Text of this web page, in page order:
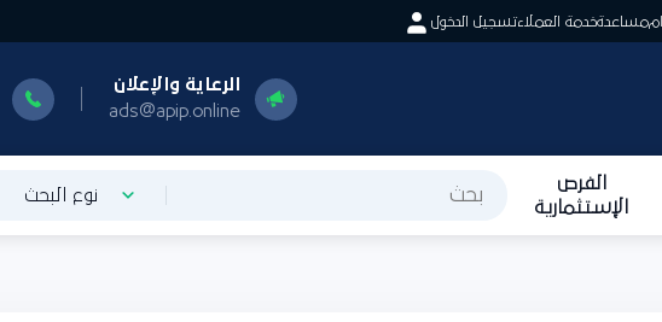
مساعدةخدمة العملاءتسجيل الدخول
الرعاية والإعلان
ads@apip.online
الفرص
الإستثمارية
نوع البحث